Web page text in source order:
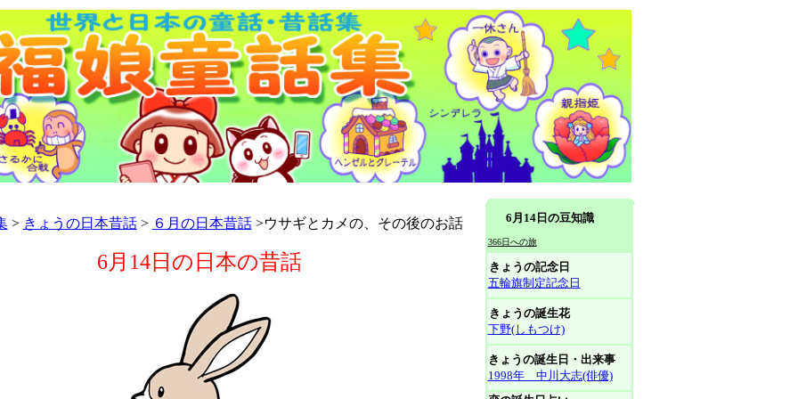
> きょうの日本昔話> ６月の日本昔話>ウサギとカメの、その後のお話
6月14日の日本の昔話
6月14日の豆知識
366日への旅
きょうの記念日
五輪旗制定記念日
きょうの誕生花
下野(しもつけ)
きょうの誕生日・出来事
1998年 中川大志(俳優)